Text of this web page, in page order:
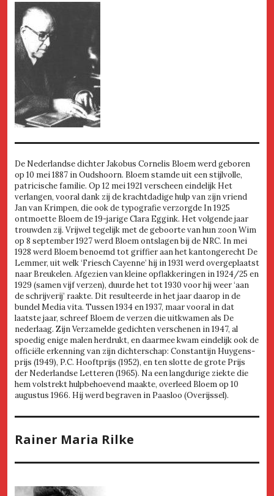
De Nederlandse dichter Jakobus Cornelis Bloem werd geboren
op 10 mei 1887 in Oudshoorn. Bloem stamde uit een stijlvolle,
patricische familie. Op 12 mei 1921 verscheen eindelijk Het
verlangen, vooral dank zij de krachtdadige hulp van zijn vriend
Jan van Krimpen, die ook de typografie verzorgde In 1925
ontmoette Bloem de 19-jarige Clara Eggink. Het volgende jaar
trouwden zij. Vrijwel tegelijk met de geboorte van hun zoon Wim
op 8 september 1927 werd Bloem ontslagen bij de NRC. In mei
1928 werd Bloem benoemd tot griffier aan het kantongerecht De
Lemmer, uit welk ‘Friesch Cayenne’ hij in 1931 werd overgeplaatst
naar Breukelen. Afgezien van kleine opflakkeringen in 1924/25 en
1929 (samen vijf verzen), duurde het tot 1930 voor hij weer ‘aan
de schrijverij’ raakte. Dit resulteerde in het jaar daarop in de
bundel Media vita. Tussen 1934 en 1937, maar vooral in dat
laatste jaar, schreef Bloem de verzen die uitkwamen als De
nederlaag. Zijn Verzamelde gedichten verschenen in 1947, al
spoedig enige malen herdrukt, en daarmee kwam eindelijk ook de
officiële erkenning van zijn dichterschap: Constantijn Huygens-
prijs (1949), P.C. Hooftprijs (1952), en ten slotte de grote Prijs
der Nederlandse Letteren (1965). Na een langdurige ziekte die
hem volstrekt hulpbehoevend maakte, overleed Bloem op 10
augustus 1966. Hij werd begraven in Paasloo (Overijssel).
Rainer Maria Rilke